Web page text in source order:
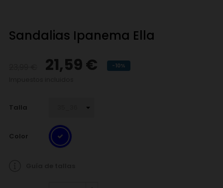
Sandalias Ipanema Ella
21,59 € -10%
Talla
Color